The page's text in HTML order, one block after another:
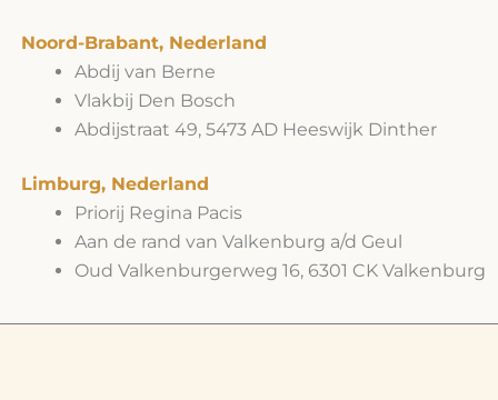
Noord-Brabant, Nederland
Abdij van Berne
Vlakbij Den Bosch
Abdijstraat 49, 5473 AD Heeswijk Dinther
Limburg, Nederland
Priorij Regina Pacis
Aan de rand van Valkenburg a/d Geul
Oud Valkenburgerweg 16, 6301 CK Valkenburg